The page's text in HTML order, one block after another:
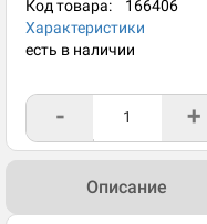
Код товара: 166406
Характеристики
есть в наличии
- +
Описание